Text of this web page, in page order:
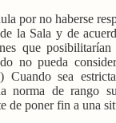
por no haberse
la Sala y de
que
no pueda
Cuando sea
norma de rango
de poner fin a una